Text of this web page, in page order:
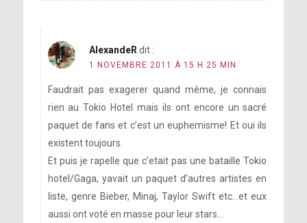
AlexandeR dit :
1 NOVEMBRE 2011 À 15 H 25 MIN
Faudrait pas exagerer quand même, je connais
rien au Tokio Hotel mais ils ont encore un sacré
paquet de fans et c’est un euphemisme! Et oui ils
existent toujours.
Et puis je rapelle que c’etait pas une bataille Tokio
hotel/Gaga, yavait un paquet d’autres artistes en
liste, genre Bieber, Minaj, Taylor Swift etc…et eux
aussi ont voté en masse pour leur stars…